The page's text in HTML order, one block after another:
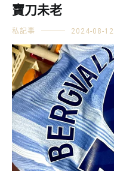
寶刀未老
私記事 2024-08-12